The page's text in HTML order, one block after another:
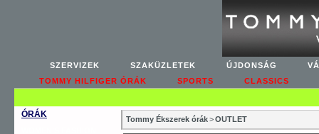
SZERVIZEK SZAKÜZLETEK ÚJDONSÁG
TOMMY HILFIGER ÓRÁK
SPORTS CLASSICS
ÓRÁK Tommy Ékszerek órák>OUTLET